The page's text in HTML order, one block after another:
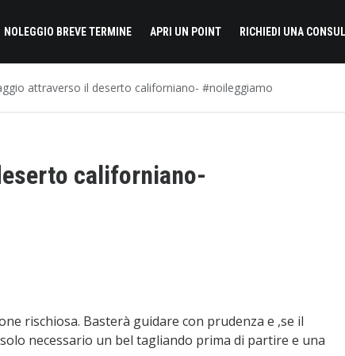
NOLEGGIO BREVE TERMINE APRI UN POINT RICHIEDI UNA
attraverso il deserto californiano- #noileggiamo
californiano-
rischiosa. Basterà guidare con prudenza e ,se il
necessario un bel tagliando prima di partire e una